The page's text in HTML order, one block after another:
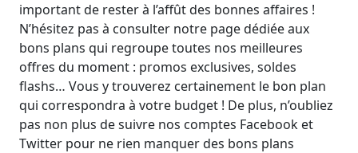
important de rester à l’affût des bonnes affaires !
N’hésitez pas à consulter notre page dédiée aux
bons plans qui regroupe toutes nos meilleures
offres du moment : promos exclusives, soldes
flashs… Vous y trouverez certainement le bon plan
qui correspondra à votre budget ! De plus, n’oubliez
pas non plus de suivre nos comptes Facebook et
Twitter pour ne rien manquer des bons plans